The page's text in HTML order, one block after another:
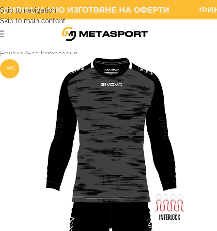
Skip to navigation
Skip to main content
ИЗГОТВЯНЕ НА ОФЕРТИ
Начало/Без категория
-22%